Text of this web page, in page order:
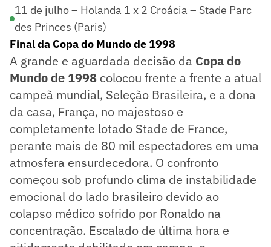
11 de julho – Holanda 1 x 2 Croácia – Stade Parc
des Princes (Paris)
Final da Copa do Mundo de 1998
A grande e aguardada decisão da Copa do
Mundo de 1998 colocou frente a frente a atual
campeã mundial, Seleção Brasileira, e a dona
da casa, França, no majestoso e
completamente lotado Stade de France,
perante mais de 80 mil espectadores em uma
atmosfera ensurdecedora. O confronto
começou sob profundo clima de instabilidade
emocional do lado brasileiro devido ao
colapso médico sofrido por Ronaldo na
concentração. Escalado de última hora e